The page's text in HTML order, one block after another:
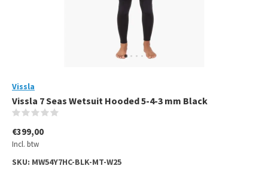
Vissla
Vissla 7 Seas Wetsuit Hooded 5-4-3 mm Black
€399,00
Incl. btw
SKU: MW54Y7HC-BLK-MT-W25